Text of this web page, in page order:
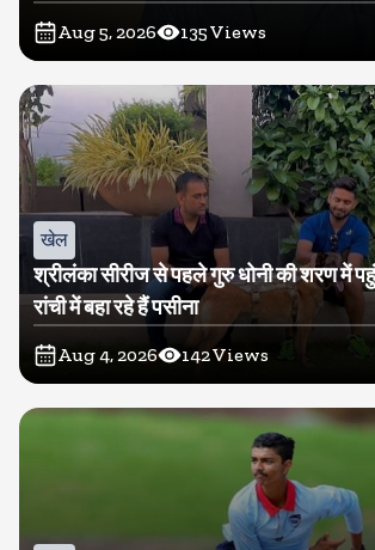
Aug 5, 2026 135Views
खेल
श्रीलंका सीरीज से पहले गुरु धोनी की शरण में
रांची में बहा रहे हैं पसीना
Aug 4, 2026 142Views